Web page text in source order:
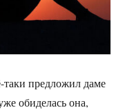
таки предложил даме
обиделась она,